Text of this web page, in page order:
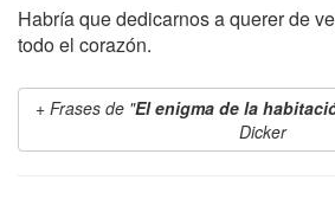
Habría que dedicarnos a querer de
todo el corazón.
Frases de "El enigma de la
Dicker